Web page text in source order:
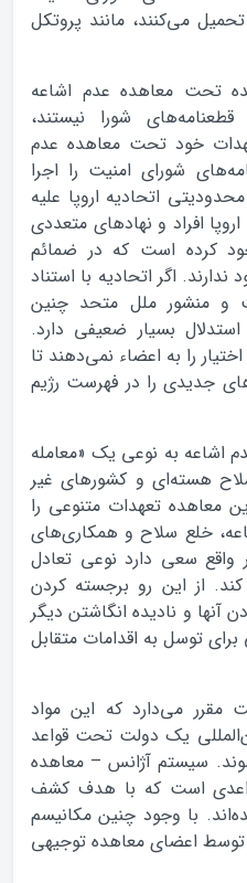
می‌کنند، مانند پروتکل
تحت معاهده عدم اشاعه
شورا نیستند،
خود تحت معاهده عدم
شورای امنیت را اجرا
اتحادیه اروپا علیه
افراد و نهادهای متعددی
کرده است که در ضمائم
اگر اتحادیه با استناد
و منشور ملل متحد چنین
بسیار ضعیفی دارد.
را به اعضاء نمی‌دهند تا
جدیدی را در فهرست رژیم
به نوعی یک «معامله
هسته‌ای و کشورهای غیر
تعهدات متنوعی را
خلع سلاح و همکاری‌های
سعی دارد نوعی تعادل
از این رو برجسته کردن
و نادیده انگاشتن دیگر
توسل به اقدامات متقابل
مقرر می‌دارد که این مواد
یک دولت تحت قواعد
سیستم آژانس – معاهده
است که با هدف کشف
با وجود چنین مکانیسم
توسط اعضای معاهده توجیهی